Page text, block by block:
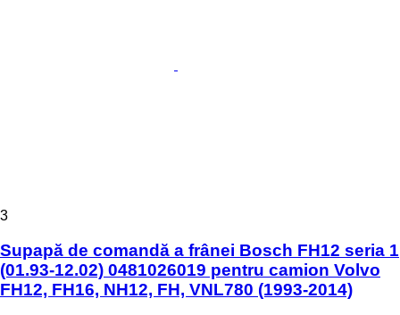
3
Supapă de comandă a frânei Bosch FH12 seria 1
(01.93-12.02) 0481026019 pentru camion Volvo
FH12, FH16, NH12, FH, VNL780 (1993-2014)